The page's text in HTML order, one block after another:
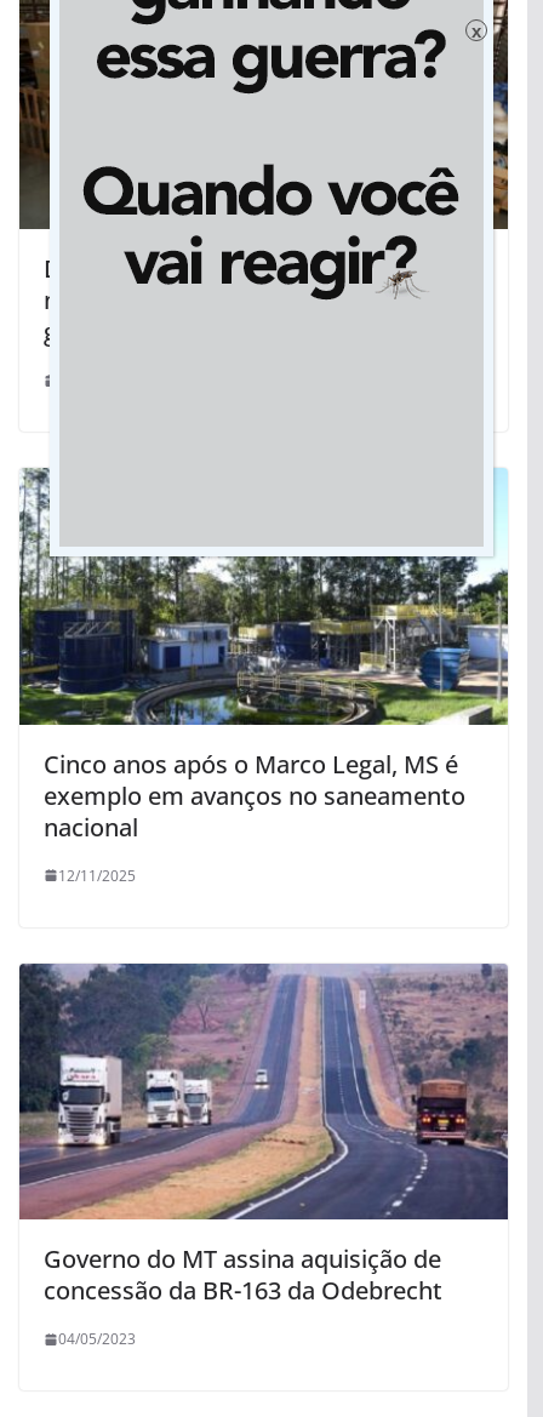
Dourados: Prefeitura localiza R$ 500
mil em insumos de saúde vencidos na
gestão passada
Cinco anos após o Marco Legal, MS é
exemplo em avanços no saneamento
nacional
12/11/2025
Governo do MT assina aquisição de
concessão da BR-163 da Odebrecht
04/05/2023
x